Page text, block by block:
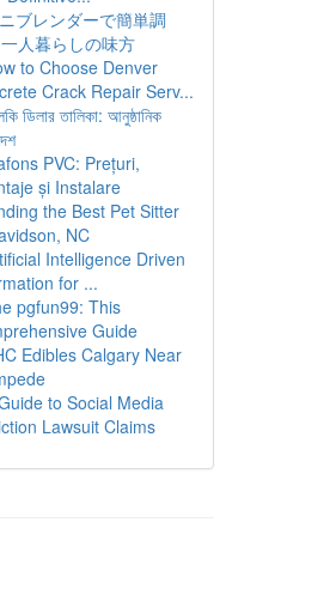
ブレンダーで簡単調
人暮らしの味方
to Choose Denver
Crack Repair Serv...
ডিলার তালিকা: আনুষ্ঠানিক
PVC: Prețuri,
și Instalare
the Best Pet Sitter
NC
Intelligence Driven
for ...
pgfun99: This
Guide
Edibles Calgary Near
to Social Media
Lawsuit Claims